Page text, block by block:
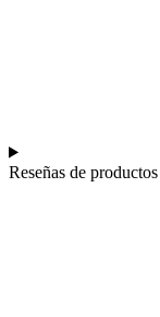
Reseñas de productos